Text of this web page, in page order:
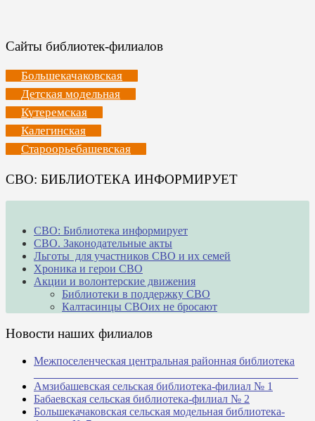
Сайты библиотек-филиалов
Большекачаковская
Детская модельная
Кутеремская
Калегинская
Староорьебашевская
СВО: БИБЛИОТЕКА ИНФОРМИРУЕТ
СВО: Библиотека информирует
СВО. Законодательные акты
Льготы для участников СВО и их семей
Хроника и герои СВО
Акции и волонтерские движения
Библиотеки в поддержку СВО
Калтасинцы СВОих не бросают
Новости наших филиалов
Межпоселенческая центральная районная библиотека
Амзибашевская сельская библиотека-филиал № 1
Бабаевская сельская библиотека-филиал № 2
Большекачаковская сельская модельная библиотека-